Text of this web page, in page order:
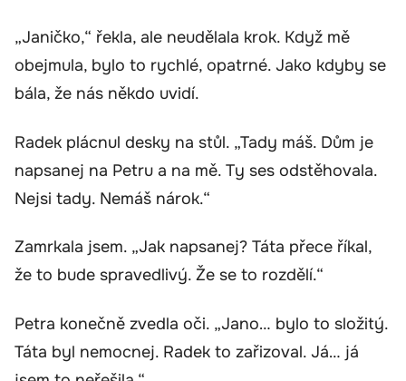
„Janičko,“ řekla, ale neudělala krok. Když mě
obejmula, bylo to rychlé, opatrné. Jako kdyby se
bála, že nás někdo uvidí.
Radek plácnul desky na stůl. „Tady máš. Dům je
napsanej na Petru a na mě. Ty ses odstěhovala.
Nejsi tady. Nemáš nárok.“
Zamrkala jsem. „Jak napsanej? Táta přece říkal,
že to bude spravedlivý. Že se to rozdělí.“
Petra konečně zvedla oči. „Jano… bylo to složitý.
Táta byl nemocnej. Radek to zařizoval. Já… já